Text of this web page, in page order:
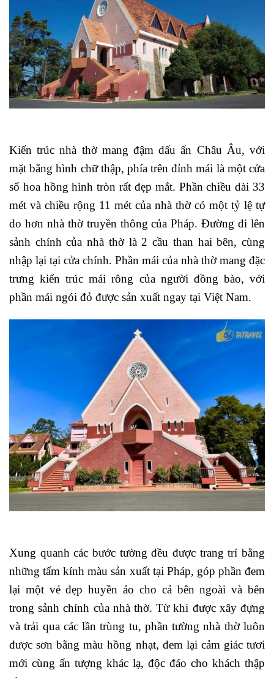
Kiến trúc nhà thờ mang đậm dấu ấn Châu Âu, với
mặt bằng hình chữ thập, phía trên đỉnh mái là một cửa
sổ hoa hồng hình tròn rất đẹp mắt. Phần chiều dài 33
mét và chiều rộng 11 mét của nhà thờ có một tỷ lệ tự
do hơn nhà thờ truyền thông của Pháp. Đường đi lên
sảnh chính của nhà thờ là 2 cầu than hai bên, cùng
nhập lại tại cửa chính. Phần mái của nhà thờ mang đặc
trưng kiến trúc mái rông của người đồng bào, với
phần mái ngói đỏ được sản xuất ngay tại Việt Nam.
Xung quanh các bước tường đều được trang trí bằng
những tấm kính màu sản xuất tại Pháp, góp phần đem
lại một vẻ đẹp huyền ảo cho cả bên ngoài và bên
trong sảnh chính của nhà thờ. Từ khi được xây đựng
và trải qua các lần trùng tu, phần tường nhà thờ luôn
được sơn bằng màu hồng nhạt, đem lại cảm giác tươi
mới cùng ấn tượng khác lạ, độc đáo cho khách thập